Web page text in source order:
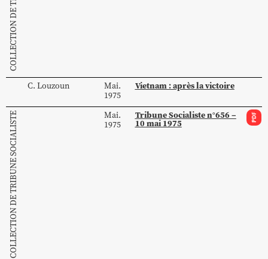
C. Louzoun
Mai.
1975
Vietnam : après la victoire
COLLECTION DE TRIBUNE SOCIALISTE
Mai.
1975
Tribune Socialiste n°656 –
10 mai 1975 PDF